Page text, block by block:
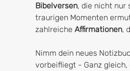
Bibelversen, die nicht nur
traurigen Momenten
zahlreiche Affirmationen,
Nimm dein neues
vorbeifliegt - Ganz gleich,